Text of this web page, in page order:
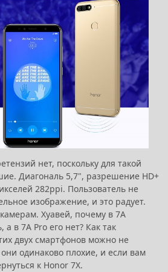
нет, поскольку для такой
Диагональ 5,7", разрешение HD+
282ppi. Пользователь не
изображение, и это радует.
Хуавей, почему в 7A
в 7A Pro его нет? Как так
двух смартфонов можно не
одинаково плохие, и если вам
к Honor 7X.